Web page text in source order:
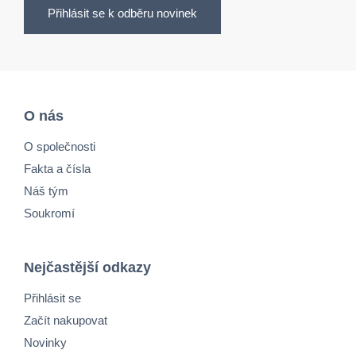
Přihlásit se k odběru novinek
O nás
O společnosti
Fakta a čísla
Náš tým
Soukromí
Nejčastější odkazy
Přihlásit se
Začít nakupovat
Novinky